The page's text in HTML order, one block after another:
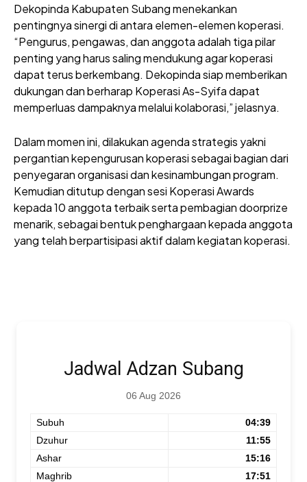
Dekopinda Kabupaten Subang menekankan
pentingnya sinergi di antara elemen-elemen koperasi.
“Pengurus, pengawas, dan anggota adalah tiga pilar
penting yang harus saling mendukung agar koperasi
dapat terus berkembang. Dekopinda siap memberikan
dukungan dan berharap Koperasi As-Syifa dapat
memperluas dampaknya melalui kolaborasi,” jelasnya.
Dalam momen ini, dilakukan agenda strategis yakni
pergantian kepengurusan koperasi sebagai bagian dari
penyegaran organisasi dan kesinambungan program.
Kemudian ditutup dengan sesi Koperasi Awards
kepada 10 anggota terbaik serta pembagian doorprize
menarik, sebagai bentuk penghargaan kepada anggota
yang telah berpartisipasi aktif dalam kegiatan koperasi.
Jadwal Adzan Subang
06 Aug 2026
Subuh
04:39
Dzuhur
11:55
Ashar
15:16
Maghrib
17:51